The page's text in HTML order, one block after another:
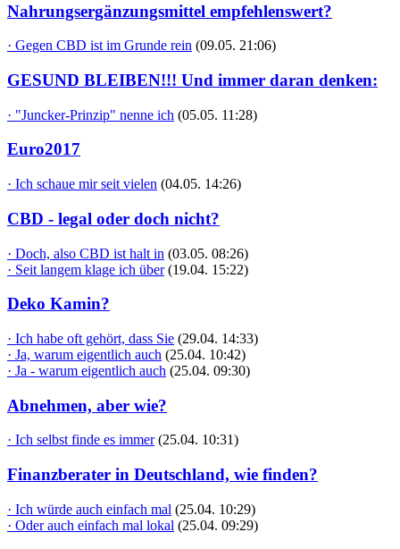
Nahrungsergänzungsmittel empfehlenswert?
· Gegen CBD ist im Grunde rein (09.05. 21:06)
GESUND BLEIBEN!!! Und immer daran denken:
· "Juncker-Prinzip" nenne ich (05.05. 11:28)
Euro2017
· Ich schaue mir seit vielen (04.05. 14:26)
CBD - legal oder doch nicht?
· Doch, also CBD ist halt in (03.05. 08:26)
· Seit langem klage ich über (19.04. 15:22)
Deko Kamin?
· Ich habe oft gehört, dass Sie (29.04. 14:33)
· Ja, warum eigentlich auch (25.04. 10:42)
· Ja - warum eigentlich auch (25.04. 09:30)
Abnehmen, aber wie?
· Ich selbst finde es immer (25.04. 10:31)
Finanzberater in Deutschland, wie finden?
· Ich würde auch einfach mal (25.04. 10:29)
· Oder auch einfach mal lokal (25.04. 09:29)